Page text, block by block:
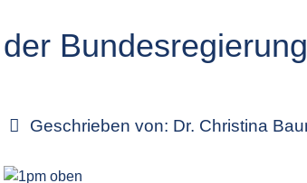
der
Geschrieben von: Dr. Christina